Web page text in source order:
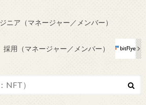
ニア（マネージャー／メンバー）
採用（マネージャー／メンバー）